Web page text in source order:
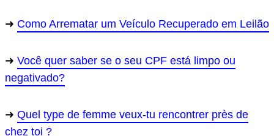
Como Arrematar um Veículo Recuperado em Leilão
Você quer saber se o seu CPF está limpo ou
negativado?
Quel type de femme veux-tu rencontrer près de
chez toi ?